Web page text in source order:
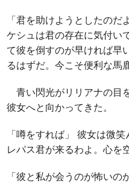
「君を助けようとしたの
ケシュは君の存在に気付い
て彼を倒すのが早ければ早
るはずだ。今こそ便利な馬
青い閃光がリリアナの目
彼女へと向かってきた。
「噂をすれば」 彼女は微
レパス君が来るわよ。心を
「彼と私が会うのが怖いの